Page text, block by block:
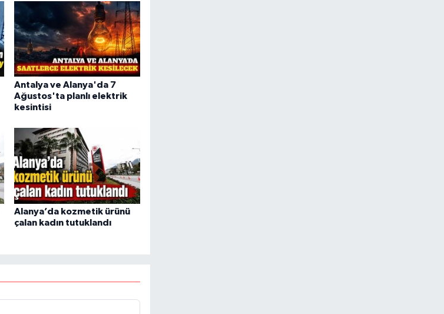
Antalya ve Alanya'da 7
Ağustos'ta planlı elektrik
kesintisi
Alanya’da kozmetik ürünü
çalan kadın tutuklandı